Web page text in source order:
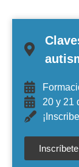
20 y 21
Inscríbete